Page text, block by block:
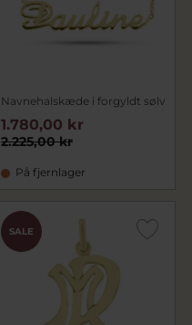
Navnehalskæde i forgyldt sølv
2.225,00 kr
1.780,00 kr
På fjernlager
SALE